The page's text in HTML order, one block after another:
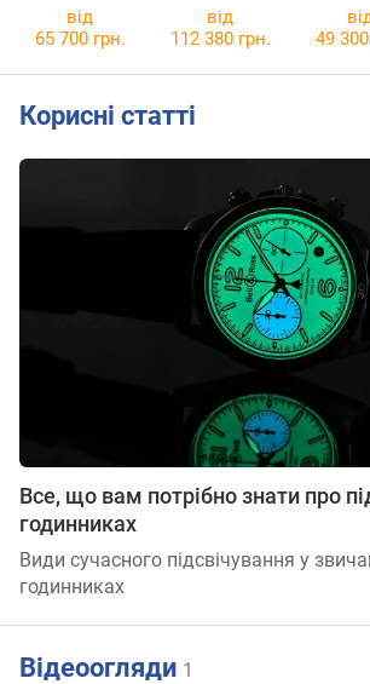
Wind Auto
Chrono
Wind Auto
Chrono
від
65 700 грн.
від
112 380 грн.
49
Корисні статті
Все, що вам потрібно знати про
годинниках
Види сучасного підсвічування у
годинниках
Відеоогляди 1